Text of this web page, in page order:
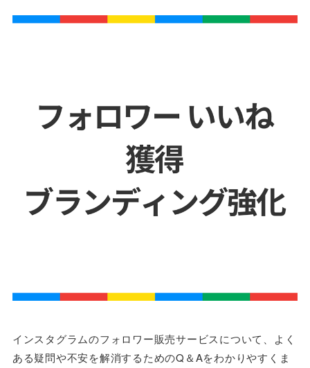
インスタグラムのフォロワー販売サービスについて、よく
ある疑問や不安を解消するためのQ＆Aをわかりやすくま